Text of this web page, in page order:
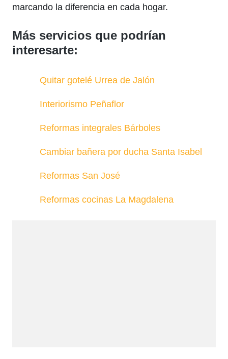
marcando la diferencia en cada hogar.
Más servicios que podrían
interesarte:
Quitar gotelé Urrea de Jalón
Interiorismo Peñaflor
Reformas integrales Bárboles
Cambiar bañera por ducha Santa Isabel
Reformas San José
Reformas cocinas La Magdalena